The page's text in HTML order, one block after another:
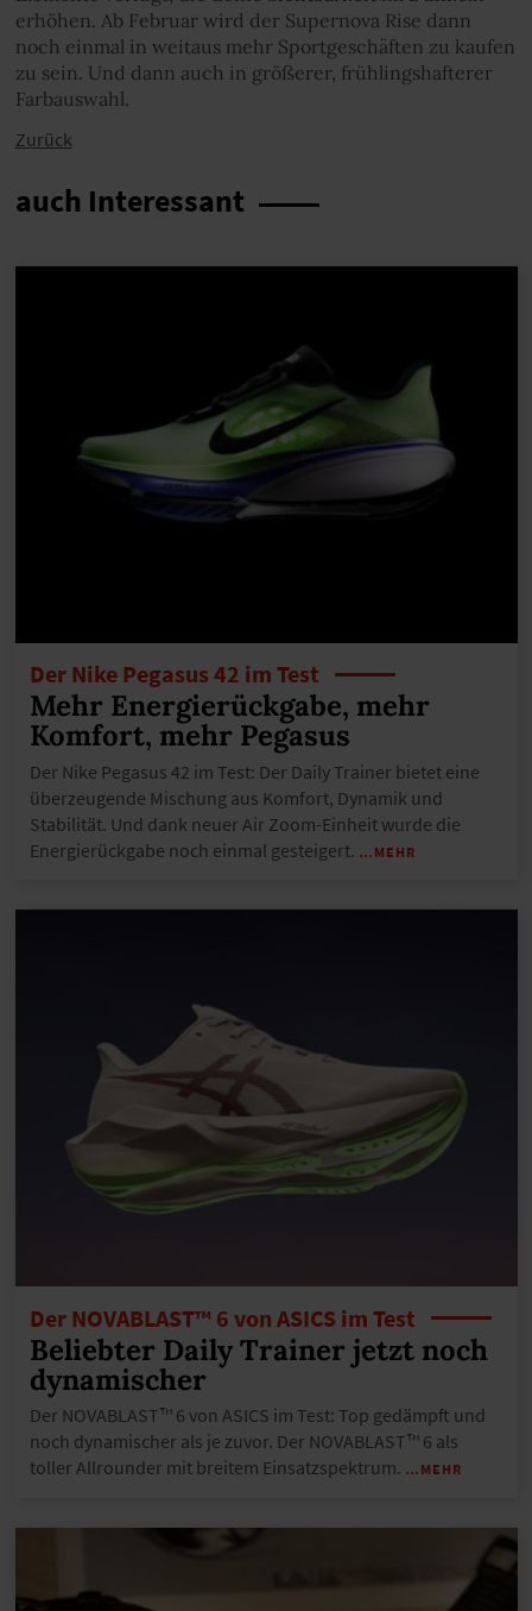
erhöhen. Ab Februar wird der Supernova Rise dann
noch einmal in weitaus mehr Sportgeschäften zu kaufen
zu sein. Und dann auch in größerer, frühlingshafterer
Farbauswahl.
Zurück
auch Interessant
Der Nike Pegasus 42 im Test
Mehr Energierückgabe, mehr
Komfort, mehr Pegasus
Der Nike Pegasus 42 im Test: Der Daily Trainer bietet eine
überzeugende Mischung aus Komfort, Dynamik und
Stabilität. Und dank neuer Air Zoom-Einheit wurde die
Energierückgabe noch einmal gesteigert. …MEHR
Der NOVABLAST™ 6 von ASICS im Test
Beliebter Daily Trainer jetzt noch
dynamischer
Der NOVABLAST™ 6 von ASICS im Test: Top gedämpft und
noch dynamischer als je zuvor. Der NOVABLAST™ 6 als
toller Allrounder mit breitem Einsatzspektrum. …MEHR